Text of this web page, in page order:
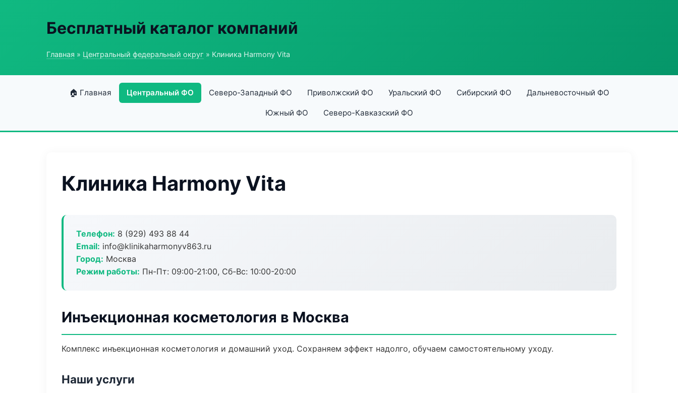
Бесплатный каталог компаний
Главная » Центральный федеральный округ » Клиника Harmony Vita
🏠 Главная Центральный ФО Северо-Западный ФО Приволжский ФО Уральский ФО Сибирский ФО Дальневосточный ФО
Южный ФО Северо-Кавказский ФО
Клиника Harmony Vita
Телефон: 8 (929) 493 88 44
Email: info@klinikaharmonyv863.ru
Город: Москва
Режим работы: Пн-Пт: 09:00-21:00, Сб-Вс: 10:00-20:00
Инъекционная косметология в Москва
Комплекс инъекционная косметология и домашний уход. Сохраняем эффект надолго, обучаем самостоятельному уходу.
Наши услуги